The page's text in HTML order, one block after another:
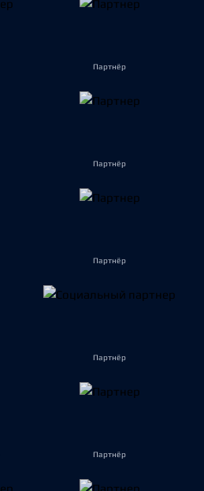
Партнёр
Партнёр
Партнёр
Партнёр
Партнёр